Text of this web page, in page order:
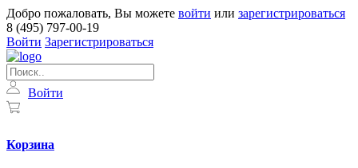
Добро пожаловать, Вы можете войти или зарегистрироваться
8 (495) 797-00-19
Войти Зарегистрироваться
Войти
Корзина